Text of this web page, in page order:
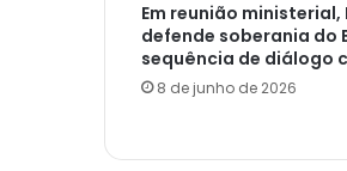
Em reunião ministerial,
defende soberania do
sequência de diálogo
8 de junho de 2026